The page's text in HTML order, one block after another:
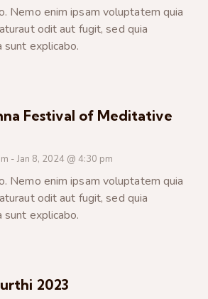
Nemo enim ipsam voluptatem quia
odit aut fugit, sed quia
sunt explicabo.
Festival of Meditative
- Jan 8, 2024 @ 4:30 pm
Nemo enim ipsam voluptatem quia
odit aut fugit, sed quia
sunt explicabo.
2023